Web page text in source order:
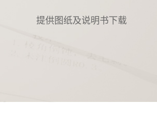
提供图纸及说明书下载